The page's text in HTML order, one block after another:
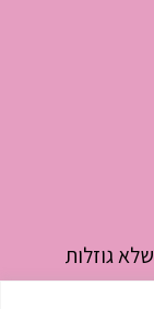
גוזלות